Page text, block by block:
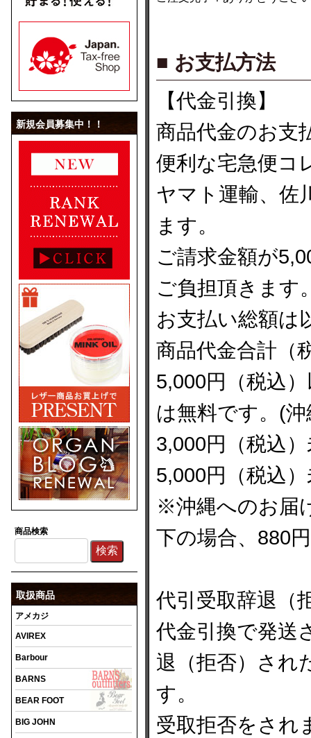
新規会員募集中！！
商品検索
取扱商品
アメカジ
AVIREX
Barbour
BARNS
BEAR FOOT
BIG JOHN
■ お支払方法
【代金引換】
商品代金のお支
便利な宅急便コ
ヤマト運輸、佐
ます。
ご請求金額が
ご負担頂きます
お支払い総額は
商品代金合計（
5,000円（税込
は無料です。(
3,000円（税込
5,000円（税込
※沖縄へのお届
下の場合、880
代引受取辞退（
代金引換で発送
退（拒否）され
す。
受取拒否をされ